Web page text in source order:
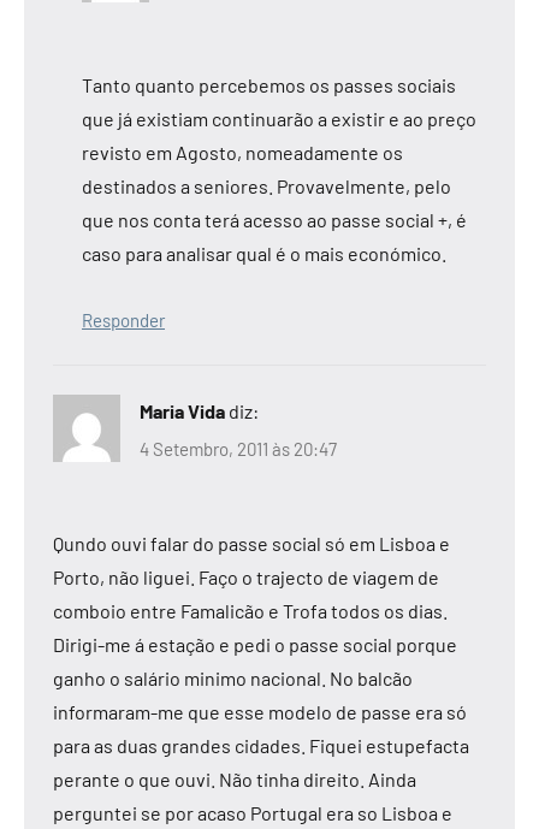
Tanto quanto percebemos os passes sociais
que já existiam continuarão a existir e ao preço
revisto em Agosto, nomeadamente os
destinados a seniores. Provavelmente, pelo
que nos conta terá acesso ao passe social +, é
caso para analisar qual é o mais económico.
Responder
Maria Vida diz:
4 Setembro, 2011 às 20:47
Qundo ouvi falar do passe social só em Lisboa e
Porto, não liguei. Faço o trajecto de viagem de
comboio entre Famalicão e Trofa todos os dias.
Dirigi-me á estação e pedi o passe social porque
ganho o salário minimo nacional. No balcão
informaram-me que esse modelo de passe era só
para as duas grandes cidades. Fiquei estupefacta
perante o que ouvi. Não tinha direito. Ainda
perguntei se por acaso Portugal era so Lisboa e